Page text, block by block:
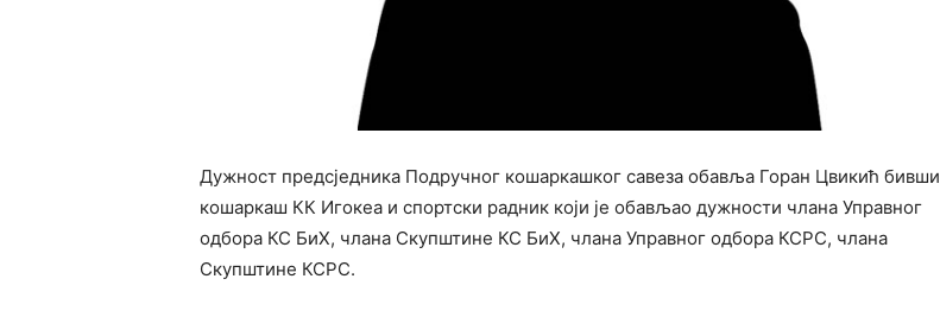
Дужност предсједника Подручног кошаркашког савеза обавља Горан Цвикић бивши
кошаркаш КК Игокеа и спортски радник који је обављао дужности члана Управног
одбора КС БиХ, члана Скупштине КС БиХ, члана Управног одбора КСРС, члана
Скупштине КСРС.